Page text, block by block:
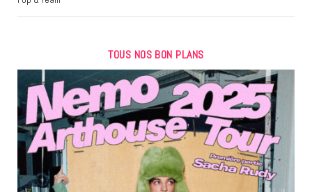
TOUS NOS BON PLANS